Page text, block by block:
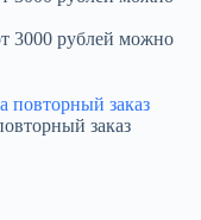
3000 рублей можно
заказ